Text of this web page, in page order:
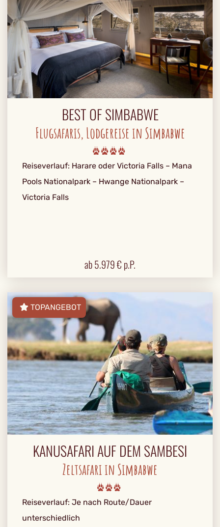
BEST OF SIMBABWE
Flugsafaris, Lodgereise in Simbabwe
Reiseverlauf: Harare oder Victoria Falls – Mana
Pools Nationalpark – Hwange Nationalpark –
Victoria Falls
ab5.979€ p.P.
TOPANGEBOT
KANUSAFARI AUF DEM SAMBESI
Zeltsafari in Simbabwe
Reiseverlauf: Je nach Route/Dauer
unterschiedlich